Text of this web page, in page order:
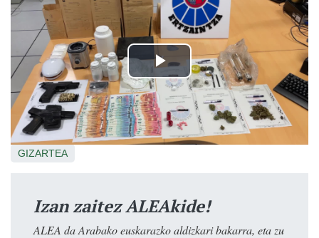
GIZARTEA
Izan zaitez ALEAkide!
ALEA da Arabako euskarazko aldizkari bakarra, eta zu